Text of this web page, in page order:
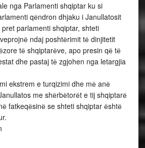
nga Parlamenti shqiptar ku si
qёndron dhjaku i Janullatosit
parlamenti shqiptar, shteti
ndaj poshtёrimit tё dinjitetit
tё shqiptarёve, apo presin qё tё
dhe pastaj tё zgjohen nga letargjia
ekstrem e turqizimi dhe mё anё
me shёrbёtorёt e tij shqiptarё
fatkeqёsinё se shteti shqiptar ёshtё